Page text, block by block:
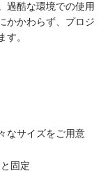
過酷な環境での使用
かかわらず、プロジ
。
なサイズをご用意
固定